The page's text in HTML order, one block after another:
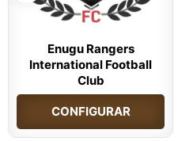
Enugu Rangers
International Football
Club
CONFIGURAR